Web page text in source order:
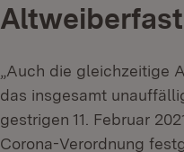
„Auch die gleichzeitige
das insgesamt
gestrigen 11. Februar
Corona-Verordnung